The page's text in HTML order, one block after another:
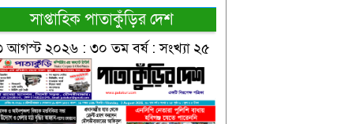
সাপ্তাহিক পাতাকুঁড়ির দেশ
আগস্ট ২০২৬ : ৩০ তম বর্ষ : সংখ্যা ২৫